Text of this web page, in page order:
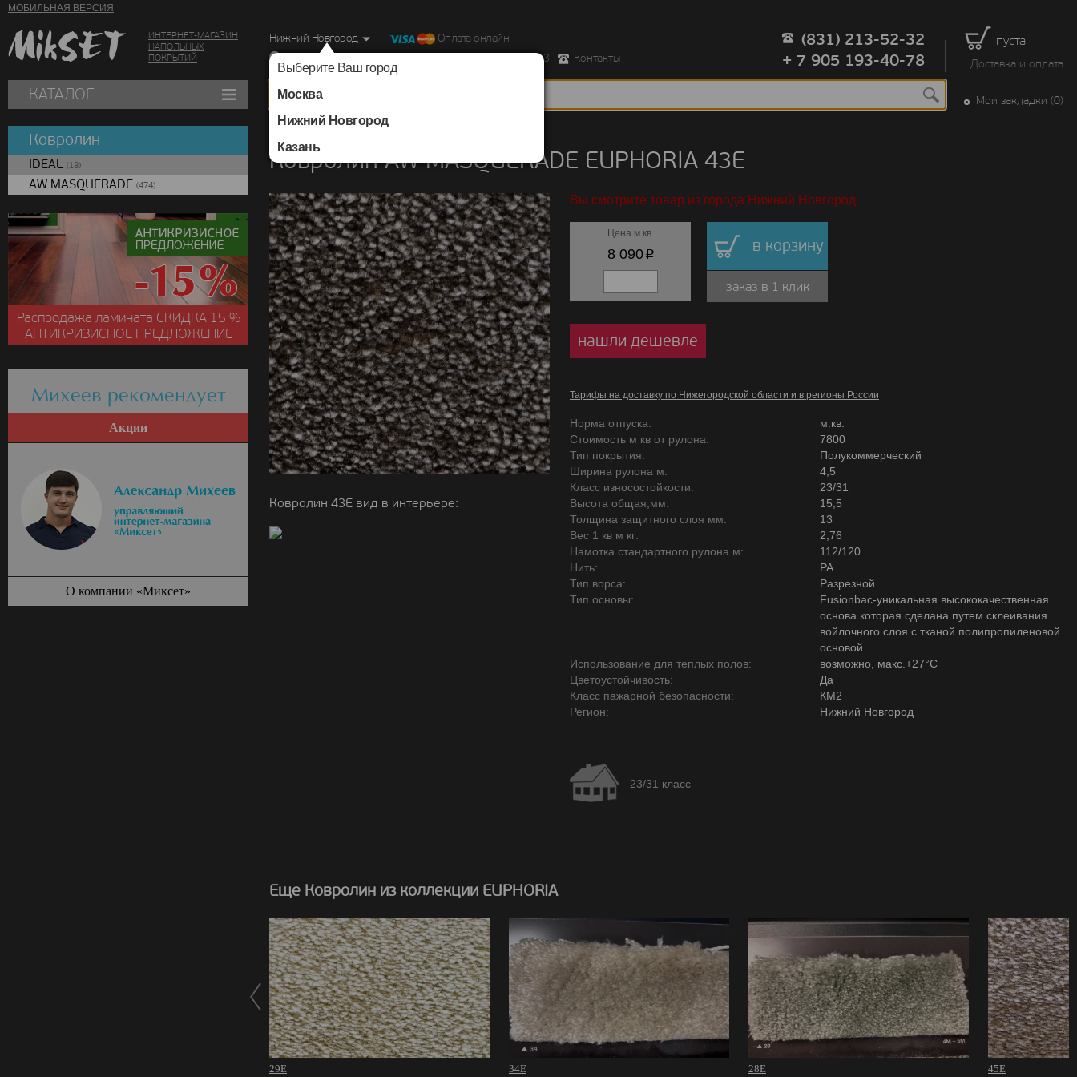
МОБИЛЬНАЯ ВЕРСИЯ
ИНТЕРНЕТ-МАГАЗИН
НАПОЛЬНЫХ
ПОКРЫТИЙ
пуста
Доставка и оплата
Нижний Новгород
Выберите Ваш город
Москва
Нижний Новгород
Казань
Оплата онлайн
г. Нижний Новгород, Ул. Республиканская д.43 корпус 3
Контакты
(831) 213-52-32
+ 7 905 193-40-78
КАТАЛОГ Мои закладки (0)
Ковролин AW MASQUERADE EUPHORIA 43E
Ковролин 43E вид в интерьере:
Вы смотрите товар из города Нижний Новгород.
Цена м.кв.
8 090p в корзину
заказ в 1 клик
нашли дешевле
Тарифы на доставку по Нижегородской области и в регионы России
Норма отпуска:
м.кв.
Стоимость м кв от рулона:
7800
Тип покрытия:
Полукоммерческий
Ширина рулона м:
4;5
Класс износостойкости:
23/31
Высота общая,мм:
15,5
Толщина защитного слоя мм:
13
Вес 1 кв м кг:
2,76
Намотка стандартного рулона м:
112/120
Нить:
PA
Тип ворса:
Разрезной
Тип основы:
Fusionbac-уникальная высококачественная
основа которая сделана путем склеивания
войлочного слоя с тканой полипропиленовой
основой.
Использование для теплых полов:
возможно, макс.+27°С
Цветоустойчивость:
Да
Класс пажарной безопасности:
КМ2
Регион:
Нижний Новгород
23/31 класс -
Еще Ковролин из коллекции EUPHORIA
29E 34E 28E 45E
Ковролин
IDEAL (18)
AW MASQUERADE (474)
Распродажа ламината СКИДКА15 %
АНТИКРИЗИСНОЕ ПРЕДЛОЖЕНИЕ
Михеев рекомендует
Акции
О компании «Миксет»